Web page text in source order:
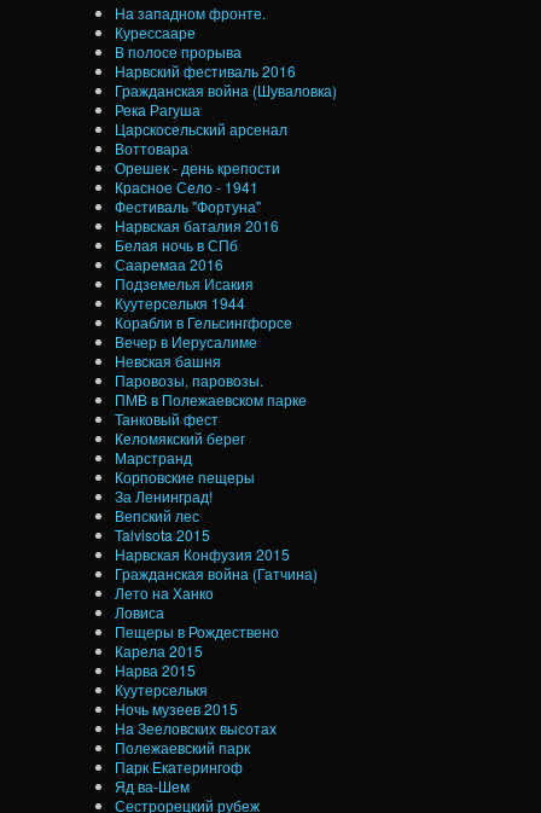
На западном фронте.
Курессааре
В полосе прорыва
Нарвский фестиваль 2016
Гражданская война (Шуваловка)
Река Рагуша
Царскосельский арсенал
Воттовара
Орешек - день крепости
Красное Село - 1941
Фестиваль "Фортуна"
Нарвская баталия 2016
Белая ночь в СПб
Сааремаа 2016
Подземелья Исакия
Куутерселькя 1944
Корабли в Гельсингфорсе
Вечер в Иерусалиме
Невская башня
Паровозы, паровозы.
ПМВ в Полежаевском парке
Танковый фест
Келомякский берег
Марстранд
Корповские пещеры
За Ленинград!
Вепский лес
Talvisota 2015
Нарвская Конфузия 2015
Гражданская война (Гатчина)
Лето на Ханко
Ловиса
Пещеры в Рождествено
Карела 2015
Нарва 2015
Куутерселькя
Ночь музеев 2015
На Зееловских высотах
Полежаевский парк
Парк Екатерингоф
Яд ва-Шем
Сестрорецкий рубеж